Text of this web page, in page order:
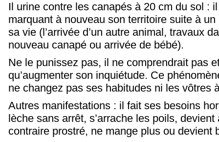
Il urine contre les canapés à 20 cm du sol :
marquant à nouveau son territoire suite à
sa vie (l’arrivée d’un autre animal, travaux
nouveau canapé ou arrivée de bébé).
Ne le punissez pas, il ne comprendrait pas
qu’augmenter son inquiétude. Ce
ne changez pas ses habitudes ni les vôtres
Autres manifestations : il fait ses besoins
lèche sans arrêt, s’arrache les poils,
contraire prostré, ne mange plus ou devient